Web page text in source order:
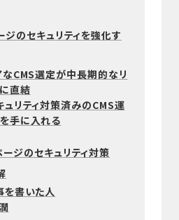
のセキュリティを強化す
なCMS選定が中長期的なリ
直結
ュリティ対策済みのCMS運
手に入れる
ジのセキュリティ対策
を書いた人